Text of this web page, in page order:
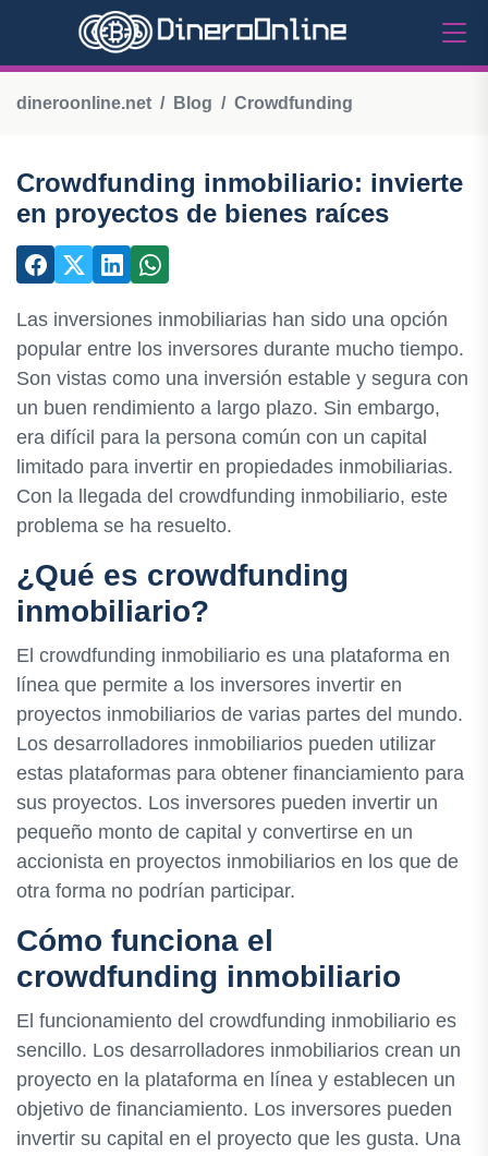
dineroonline.net Blog Crowdfunding
Crowdfunding inmobiliario: invierte
en proyectos de bienes raíces
Las inversiones inmobiliarias han sido una opción
popular entre los inversores durante mucho tiempo.
Son vistas como una inversión estable y segura con
un buen rendimiento a largo plazo. Sin embargo,
era difícil para la persona común con un capital
limitado para invertir en propiedades inmobiliarias.
Con la llegada del crowdfunding inmobiliario, este
problema se ha resuelto.
¿Qué es crowdfunding
inmobiliario?
El crowdfunding inmobiliario es una plataforma en
línea que permite a los inversores invertir en
proyectos inmobiliarios de varias partes del mundo.
Los desarrolladores inmobiliarios pueden utilizar
estas plataformas para obtener financiamiento para
sus proyectos. Los inversores pueden invertir un
pequeño monto de capital y convertirse en un
accionista en proyectos inmobiliarios en los que de
otra forma no podrían participar.
Cómo funciona el
crowdfunding inmobiliario
El funcionamiento del crowdfunding inmobiliario es
sencillo. Los desarrolladores inmobiliarios crean un
proyecto en la plataforma en línea y establecen un
objetivo de financiamiento. Los inversores pueden
invertir su capital en el proyecto que les gusta. Una